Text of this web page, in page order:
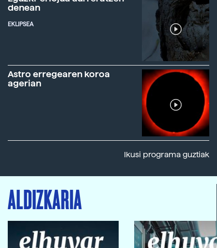
denean
EKLIPSEA
Astro erregearen koroa
agerian
Ikusi programa guztiak
ALDIZKARIA